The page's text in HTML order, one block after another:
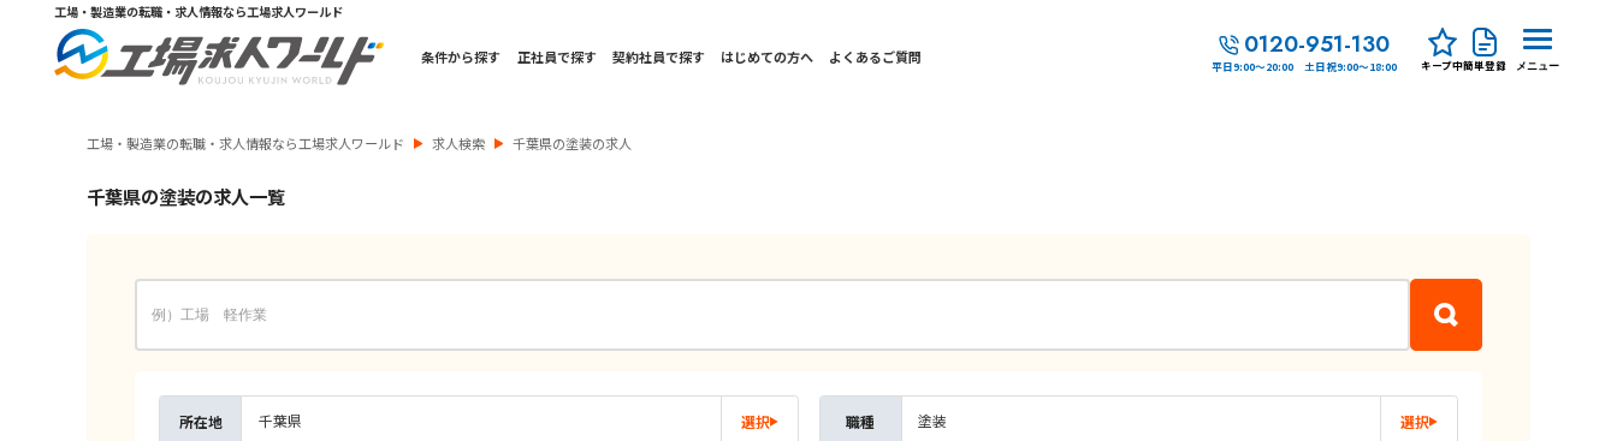
工場・製造業の転職・求人情報なら工場求人ワールド
条件から探す 正社員で探す 契約社員で探す はじめての方へ よくあるご質問 0120-951-130
平日9:00～20:00 土日祝9:00～18:00 キープ中簡単登録 メニュー
工場・製造業の転職・求人情報なら工場求人ワールド 求人検索 千葉県の塗装の求人
千葉県の塗装の求人一覧
所在地 千葉県 選択 職種 塗装 選択